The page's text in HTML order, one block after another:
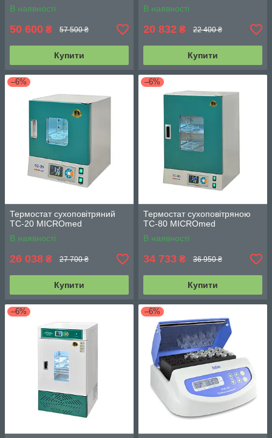
В наявності
50 600 ₴ 57 500 ₴
Купити
В наявності
20 832 ₴ 22 400 ₴
Купити
–6%
Термостат сухоповітряний
TC-20 MICROmed
В наявності
26 038 ₴ 27 700 ₴
Купити
–6%
Термостат сухоповітряною
TC-80 MICROmed
В наявності
34 733 ₴ 36 950 ₴
Купити
–6% –6%